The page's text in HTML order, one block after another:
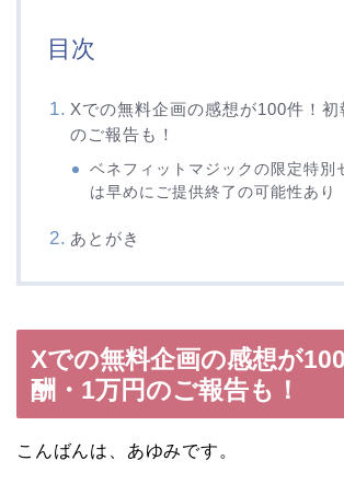
目次
Xでの無料企画の感想が100件！初
のご報告も！
ベネフィットマジックの限定特別
は早めにご提供終了の可能性あり
あとがき
Xでの無料企画の感想が
酬・1万円のご報告も！
こんばんは、あゆみです。